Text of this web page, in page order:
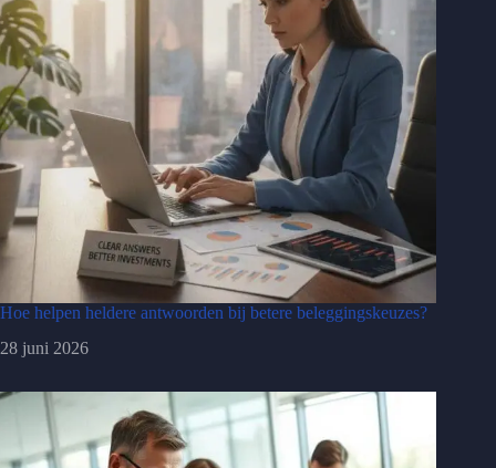
Hoe helpen heldere antwoorden bij betere beleggingskeuzes?
28 juni 2026